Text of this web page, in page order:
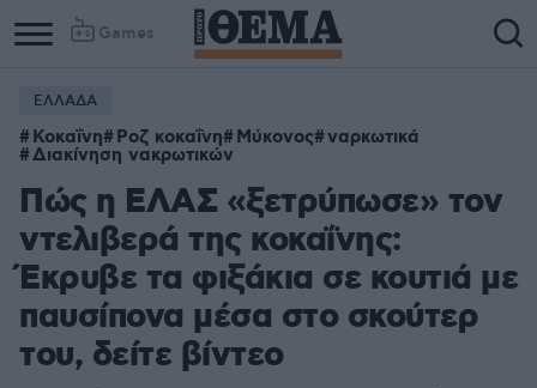
Games
ΕΛΛΑΔΑ
Κοκαΐνη Ροζ κοκαΐνη Μύκονος ναρκωτικά
Διακίνηση νακρωτικών
Πώς η ΕΛΑΣ «ξετρύπωσε» τον
ντελιβερά της κοκαΐνης:
Έκρυβε τα φιξάκια σε κουτιά με
παυσίπονα μέσα στο σκούτερ
του, δείτε βίντεο